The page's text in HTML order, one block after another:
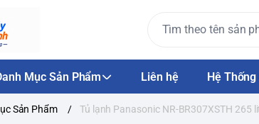
Mục Sản Phẩm Liên hệ Hệ
Sản Phẩm / Tủ lạnh Panasonic NR-BR307XSTH 265